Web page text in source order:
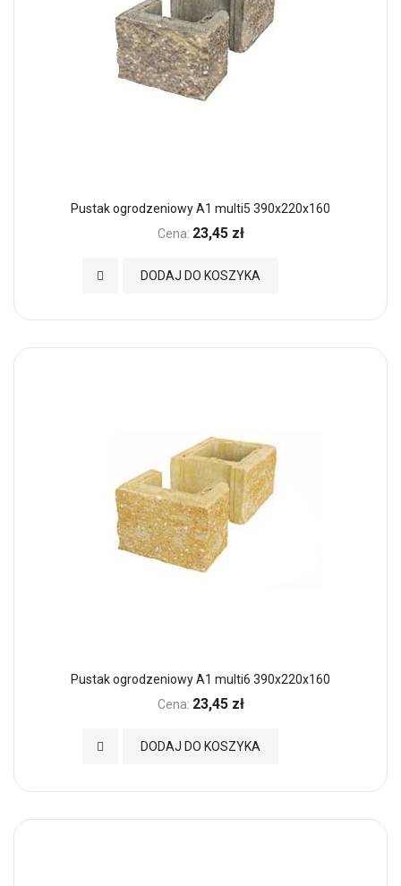
Pustak ogrodzeniowy A1 multi5 390x220x160
Cena: 23,45 zł
DODAJ DO KOSZYKA
Dodaj do Ulubionych
Pustak ogrodzeniowy A1 multi6 390x220x160
Cena: 23,45 zł
DODAJ DO KOSZYKA
Dodaj do Ulubionych